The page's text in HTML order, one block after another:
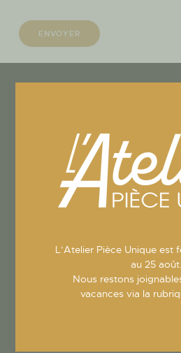
01 34 51 94 31
Adresse
1 place du
78112 St-
en-Laye
atelier-piece-
L’Atelier Pièce Unique est
au 25 août.
Nous restons
vacances via la